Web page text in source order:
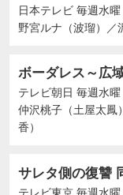
日本テレビ 毎週水曜
野宮ルナ（波瑠）
／
ボーダレス～広
テレビ朝日 毎週水曜
仲沢桃子（土屋太鳳）
香）
サレタ側の復讐